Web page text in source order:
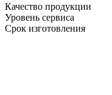
Качество продукции
Уровень сервиса
Срок изготовления